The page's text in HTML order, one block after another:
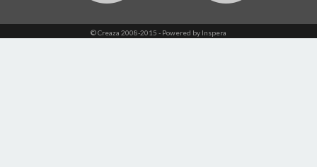
© Creaza 2008-2015 - Powered by Inspera